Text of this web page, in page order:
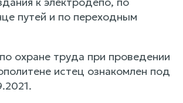
путей и по переходным
охране труда при проведении
истец ознакомлен под